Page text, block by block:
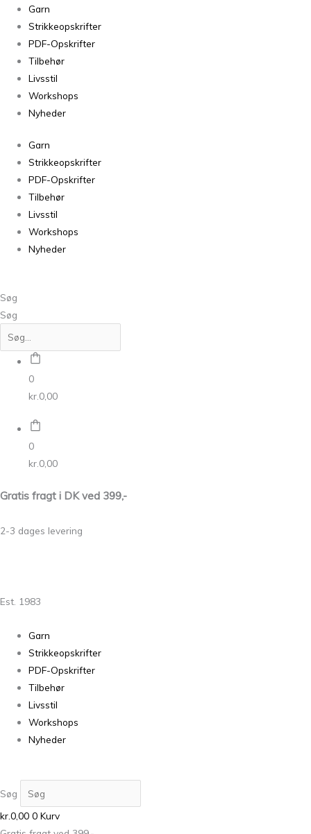
Garn
Strikkeopskrifter
PDF-Opskrifter
Tilbehør
Livsstil
Workshops
Nyheder
Garn
Strikkeopskrifter
PDF-Opskrifter
Tilbehør
Livsstil
Workshops
Nyheder
Søg
Søg
0
kr. 0,00
0
kr. 0,00
Gratis fragt i DK ved 399,-
2-3 dages levering
Est. 1983
Garn
Strikkeopskrifter
PDF-Opskrifter
Tilbehør
Livsstil
Workshops
Nyheder
Søg
kr.0,00 0 Kurv